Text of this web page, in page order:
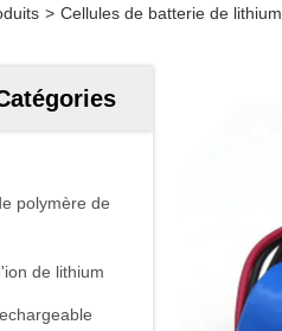
> Cellules de batterie de lithium
polymère de
de lithium